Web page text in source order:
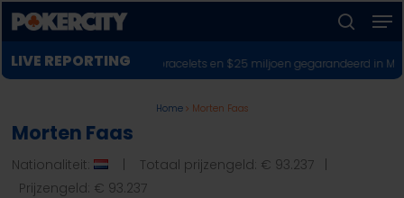
Skip
to
main
content
LIVE REPORTING
WSOP Online 2026: 33 bracelets en $25 miljoen gegarandeerd in Main
Home Morten Faas
Morten Faas
Nationaliteit:
| Totaal prijzengeld: € 93.237 |
Prijzengeld: € 93.237
Menu
sluiten